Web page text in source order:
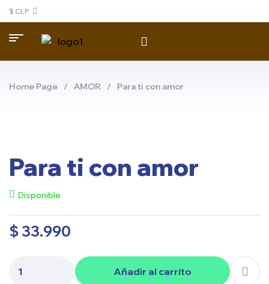
$ CLP
Home Page / AMOR / Para ti con amor
Para ti con amor
Disponible
$ 33.990
Añadir al carrito